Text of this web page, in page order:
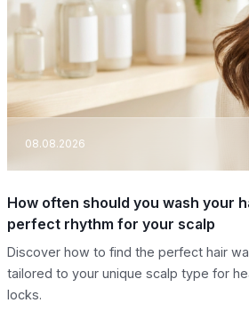
08.08.2026
How often should you wash your
perfect rhythm for your scalp
Discover how to find the perfect hair
tailored to your unique scalp type for
locks.